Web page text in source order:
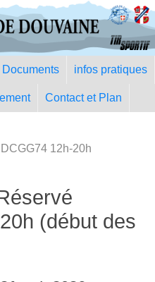
Documents infos pratiques
Contact et Plan
12h-20h
(début des